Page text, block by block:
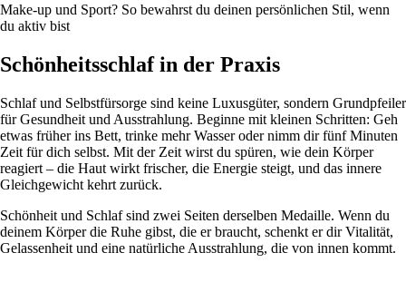
Make-up und Sport? So bewahrst du deinen persönlichen Stil, wenn
du aktiv bist
Schönheitsschlaf in der Praxis
Schlaf und Selbstfürsorge sind keine Luxusgüter, sondern Grundpfeiler
für Gesundheit und Ausstrahlung. Beginne mit kleinen Schritten: Geh
etwas früher ins Bett, trinke mehr Wasser oder nimm dir fünf Minuten
Zeit für dich selbst. Mit der Zeit wirst du spüren, wie dein Körper
reagiert – die Haut wirkt frischer, die Energie steigt, und das innere
Gleichgewicht kehrt zurück.
Schönheit und Schlaf sind zwei Seiten derselben Medaille. Wenn du
deinem Körper die Ruhe gibst, die er braucht, schenkt er dir Vitalität,
Gelassenheit und eine natürliche Ausstrahlung, die von innen kommt.